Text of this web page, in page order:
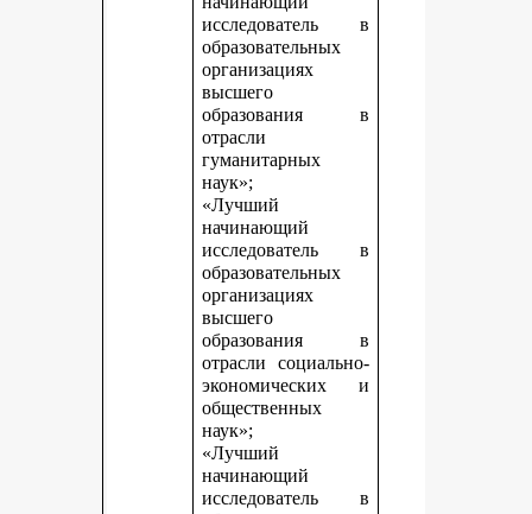
исследователь в
образовательных
организациях
высшего
образования в
отрасли
гуманитарных
наук»;
«Лучший
начинающий
исследователь в
образовательных
организациях
высшего
образования в
отрасли социально-
экономических и
общественных
наук»;
«Лучший
начинающий
исследователь в